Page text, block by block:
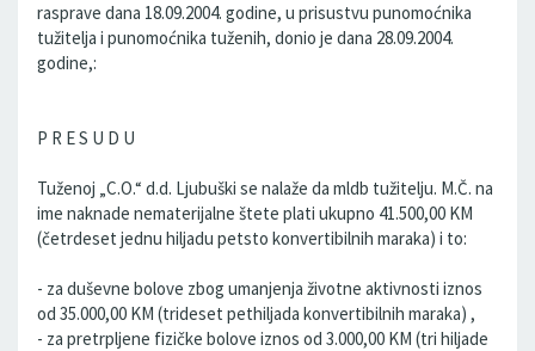
rasprave dana 18.09.2004. godine, u prisustvu punomoćnika
tužitelja i punomoćnika tuženih, donio je dana 28.09.2004.
godine,:
P R E S U D U
Tuženoj „C.O.“ d.d. Ljubuški se nalaže da mldb tužitelju. M.Č. na
ime naknade nematerijalne štete plati ukupno 41.500,00 KM
(četrdeset jednu hiljadu petsto konvertibilnih maraka) i to:
- za duševne bolove zbog umanjenja životne aktivnosti iznos
od 35.000,00 KM (trideset pethiljada konvertibilnih maraka) ,
- za pretrpljene fizičke bolove iznos od 3.000,00 KM (tri hiljade